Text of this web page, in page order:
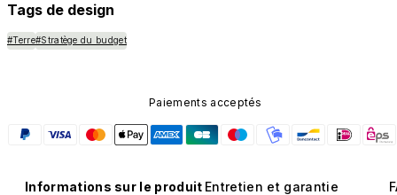
Tags de design
#Terre#Stratège du budget
Paiements acceptés
Informations sur le produit Entretien et garantie